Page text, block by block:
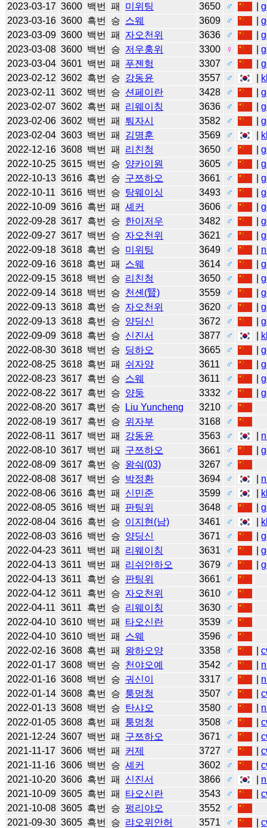
2023-03-17 3600 백번 패 미위팅 3650 ♂ |
2023-03-16 3600 흑번 승 스웨 3609 ♂ |
2023-03-09 3600 백번 패 자오천위 3636 ♂ |
2023-03-08 3600 백번 승 저우훙위 3300 ♀ |
2023-03-04 3601 백번 패 푸젠헝 3307 ♂ |
2023-02-12 3602 흑번 승 강동윤 3557 ♂
2023-02-11 3602 백번 승 션페이란 3428 ♂ |
2023-02-07 3602 흑번 패 리웨이칭 3636 ♂ |
2023-02-06 3602 백번 패 퉈자시 3582 ♂ |
2023-02-04 3603 백번 패 김명훈 3569 ♂
2022-12-16 3608 백번 패 리친청 3650 ♂ |
2022-10-25 3615 백번 승 양카이원 3605 ♂ |
2022-10-13 3616 흑번 승 구쯔하오 3661 ♂ |
2022-10-11 3616 백번 승 탕웨이싱 3493 ♂ |
2022-10-09 3616 흑번 패 셰커 3606 ♂ |
2022-09-28 3617 흑번 승 한이저우 3482 ♂ |
2022-09-27 3617 백번 승 자오천위 3621 ♂ |
2022-09-18 3618 흑번 승 미위팅 3649 ♂
2022-09-16 3618 흑번 패 스웨 3614 ♂ |
2022-09-15 3618 백번 승 리친청 3650 ♂ |
2022-09-14 3618 백번 승 천셴(賢) 3559 ♂ |
2022-09-13 3618 흑번 승 자오천위 3620 ♂ |
2022-09-13 3618 흑번 승 양딩신 3672 ♂ |
2022-09-09 3618 흑번 승 신진서 3877 ♂
2022-08-30 3618 백번 승 딩하오 3665 ♂ |
2022-08-25 3618 흑번 패 쉬자양 3611 ♂ |
2022-08-23 3617 흑번 승 스웨 3611 ♂ |
2022-08-22 3617 흑번 승 양둥 3332 ♂ |
2022-08-20 3617 흑번 승 Liu Yuncheng 3210
♂
2022-08-19 3617 흑번 승 위자부 3168
♂
2022-08-11 3617 백번 패 강동윤 3563 ♂
2022-08-10 3617 백번 패 구쯔하오 3661 ♂ |
2022-08-09 3617 흑번 승 왕숴(03) 3267
♂
2022-08-08 3617 백번 승 박정환 3694 ♂
2022-08-06 3616 흑번 패 신민준 3599 ♂
2022-08-05 3616 백번 패 판팅위 3648 ♂ |
2022-08-04 3616 흑번 승 이지현(남) 3461 ♂
2022-08-03 3616 백번 승 양딩신 3671 ♂ |
2022-04-23 3611 백번 패 리웨이칭 3631 ♂ |
2022-04-13 3611 백번 패 리쉬안하오 3679 ♂ |
2022-04-13 3611 흑번 승 판팅위 3661
♂
2022-04-12 3611 흑번 승 자오천위 3610
♂
2022-04-11 3611 흑번 승 리웨이칭 3630
♂
2022-04-10 3610 백번 패 타오신란 3539
♂
2022-04-10 3610 백번 패 스웨 3596
♂
2022-02-16 3608 흑번 패 왕하오양 3358 ♂ |
2022-01-17 3608 백번 승 천야오예 3542 ♂
2022-01-16 3608 백번 승 궈신이 3317 ♂
2022-01-14 3608 흑번 승 퉁멍청 3507 ♂ |
2022-01-13 3608 백번 승 탄샤오 3580 ♂
2022-01-05 3608 흑번 패 퉁멍청 3508 ♂ |
2021-12-24 3607 백번 패 구쯔하오 3671 ♂ |
2021-11-17 3606 백번 패 커제 3727 ♂ |
2021-11-16 3606 백번 승 셰커 3602 ♂ |
2021-10-20 3606 흑번 패 신진서 3866 ♂
2021-10-09 3605 흑번 패 타오신란 3543 ♂ |
2021-10-08 3605 흑번 승 펑리야오 3552
♂
2021-09-30 3605 흑번 승 랴오위안허 3571 ♂ |